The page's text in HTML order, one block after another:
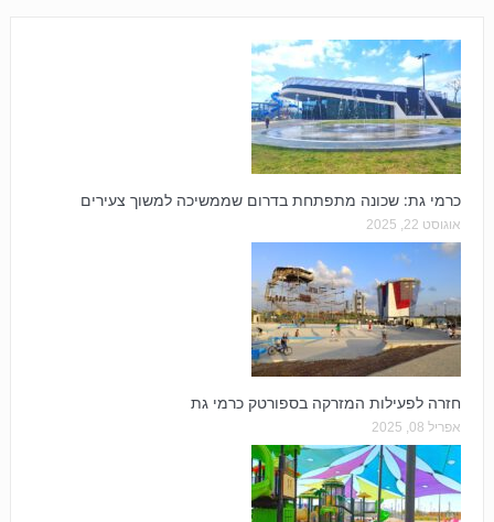
כרמי גת: שכונה מתפתחת בדרום שממשיכה למשוך צעירים
אוגוסט 22, 2025
חזרה לפעילות המזרקה בספורטק כרמי גת
אפריל 08, 2025